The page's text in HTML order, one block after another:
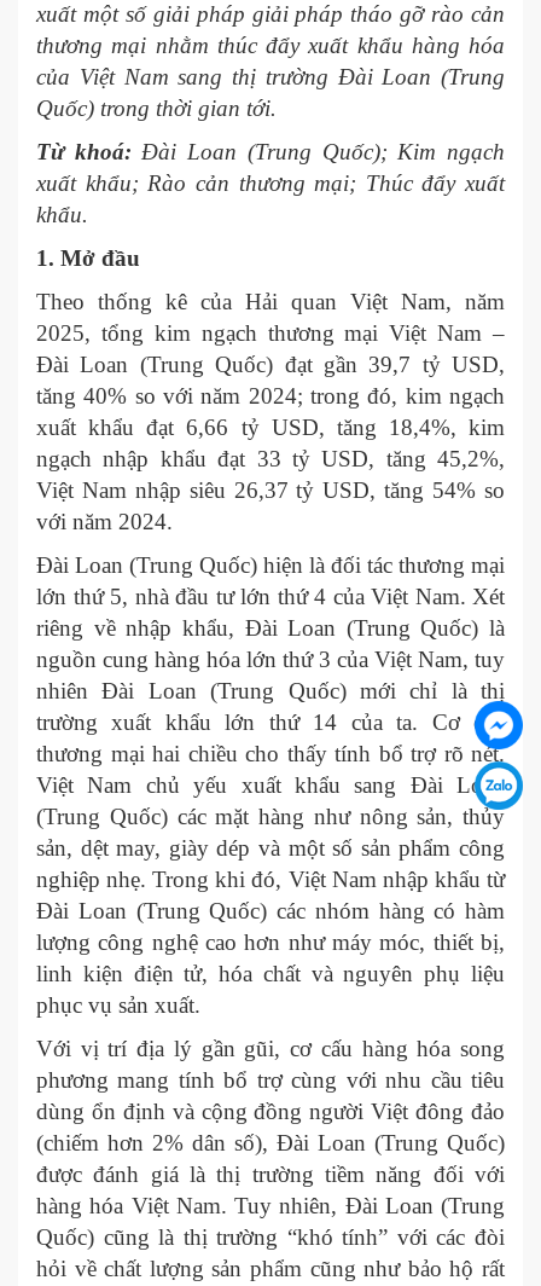
xuất một số giải pháp giải pháp tháo gỡ rào cản
thương mại nhằm thúc đẩy xuất khẩu hàng hóa
của Việt Nam sang thị trường Đài Loan (Trung
Quốc) trong thời gian tới.
Từ khoá: Đài Loan (Trung Quốc); Kim ngạch
xuất khẩu; Rào cản thương mại; Thúc đẩy xuất
khẩu.
1. Mở đầu
Theo thống kê của Hải quan Việt Nam, năm
2025, tổng kim ngạch thương mại Việt Nam –
Đài Loan (Trung Quốc) đạt gần 39,7 tỷ USD,
tăng 40% so với năm 2024; trong đó, kim ngạch
xuất khẩu đạt 6,66 tỷ USD, tăng 18,4%, kim
ngạch nhập khẩu đạt 33 tỷ USD, tăng 45,2%,
Việt Nam nhập siêu 26,37 tỷ USD, tăng 54% so
với năm 2024.
Đài Loan (Trung Quốc) hiện là đối tác thương mại
lớn thứ 5, nhà đầu tư lớn thứ 4 của Việt Nam. Xét
riêng về nhập khẩu, Đài Loan (Trung Quốc) là
nguồn cung hàng hóa lớn thứ 3 của Việt Nam, tuy
nhiên Đài Loan (Trung Quốc) mới chỉ là thị
trường xuất khẩu lớn thứ 14 của ta. Cơ cấu
thương mại hai chiều cho thấy tính bổ trợ rõ nét.
Việt Nam chủ yếu xuất khẩu sang Đài Loan
(Trung Quốc) các mặt hàng như nông sản, thủy
sản, dệt may, giày dép và một số sản phẩm công
nghiệp nhẹ. Trong khi đó, Việt Nam nhập khẩu từ
Đài Loan (Trung Quốc) các nhóm hàng có hàm
lượng công nghệ cao hơn như máy móc, thiết bị,
linh kiện điện tử, hóa chất và nguyên phụ liệu
phục vụ sản xuất.
Với vị trí địa lý gần gũi, cơ cấu hàng hóa song
phương mang tính bổ trợ cùng với nhu cầu tiêu
dùng ổn định và cộng đồng người Việt đông đảo
(chiếm hơn 2% dân số), Đài Loan (Trung Quốc)
được đánh giá là thị trường tiềm năng đối với
hàng hóa Việt Nam. Tuy nhiên, Đài Loan (Trung
Quốc) cũng là thị trường “khó tính” với các đòi
hỏi về chất lượng sản phẩm cũng như bảo hộ rất